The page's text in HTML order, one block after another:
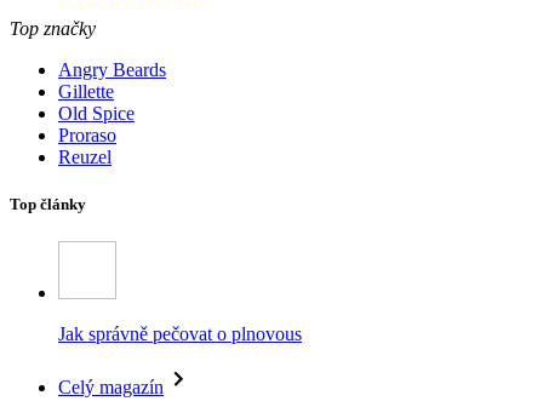
Top značky
Angry Beards
Gillette
Old Spice
Proraso
Reuzel
Top články
Jak správně pečovat o plnovous
Celý magazín